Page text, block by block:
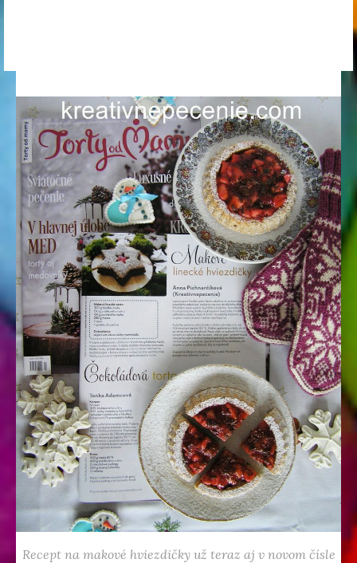
Recept na makové hviezdičky už teraz aj v novom čísle